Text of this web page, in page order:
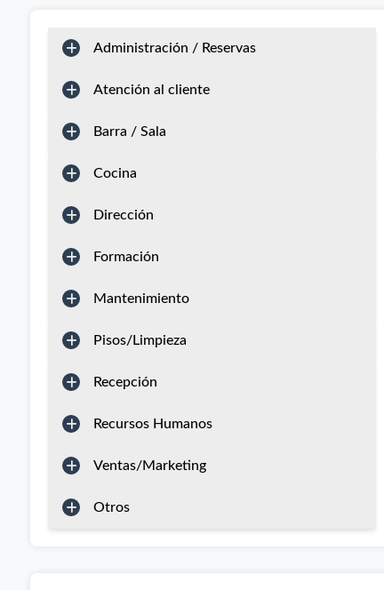
Administración / Reservas
Atención al cliente
Barra / Sala
Cocina
Dirección
Formación
Mantenimiento
Pisos/Limpieza
Recepción
Recursos Humanos
Ventas/Marketing
Otros